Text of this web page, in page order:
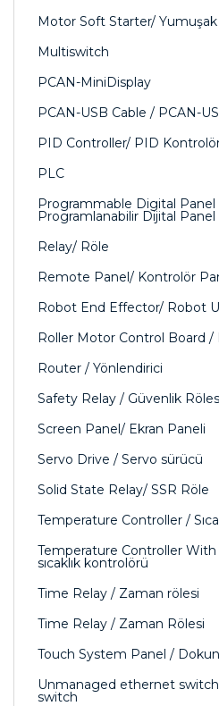
Motor Soft Starter/ Yumuşak
Multiswitch
PCAN-MiniDisplay
PCAN-USB Cable / PCAN-
PID Controller/ PID
PLC
Programmable Digital
Programlanabilir Dijital
Relay/ Röle
Remote Panel/ Kontrolör
Robot End Effector/ Robot
Roller Motor Control Board /
Router / Yönlendirici
Safety Relay / Güvenlik
Screen Panel/ Ekran Paneli
Servo Drive / Servo sürücü
Solid State Relay/ SSR Röle
Temperature Controller /
Temperature Controller
sıcaklık kontrolörü
Time Relay / Zaman rölesi
Time Relay / Zaman Rölesi
Touch System Panel /
Unmanaged ethernet
switch